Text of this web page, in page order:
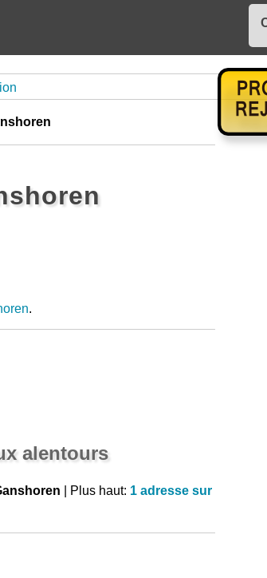
.
alentours
| Plus haut: 1 adresse sur